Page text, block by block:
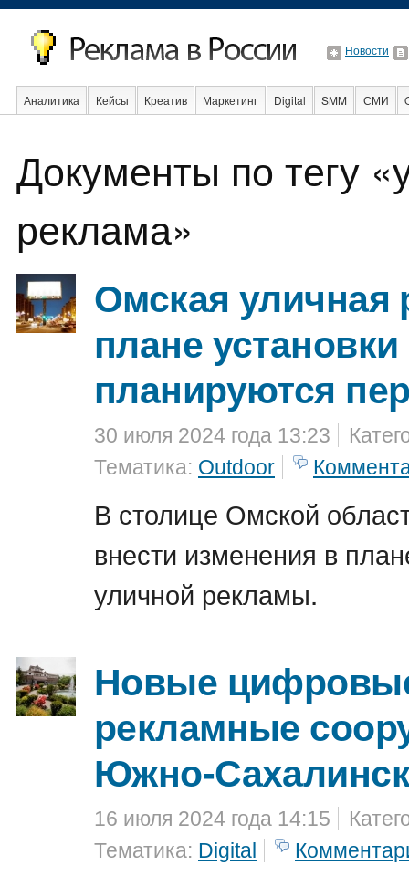
Новости
Аналитика Кейсы Креатив Маркетинг Digital SMM СМИ
Документы по тегу
реклама»
Омская уличная
плане установки
планируются
30 июля 2024 года 13:23
Тематика: Outdoor
В столице Омской
внести изменения в
уличной рекламы.
Новые
рекламные
Южно-
16 июля 2024 года 14:15
Тематика: Digital